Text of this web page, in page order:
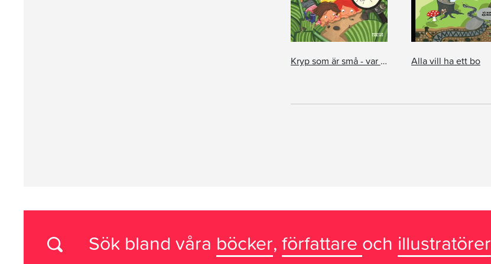
Kryp som är små - var då? Alla vill ha ett bo
Sök bland våra böcker,författare och illustratörer